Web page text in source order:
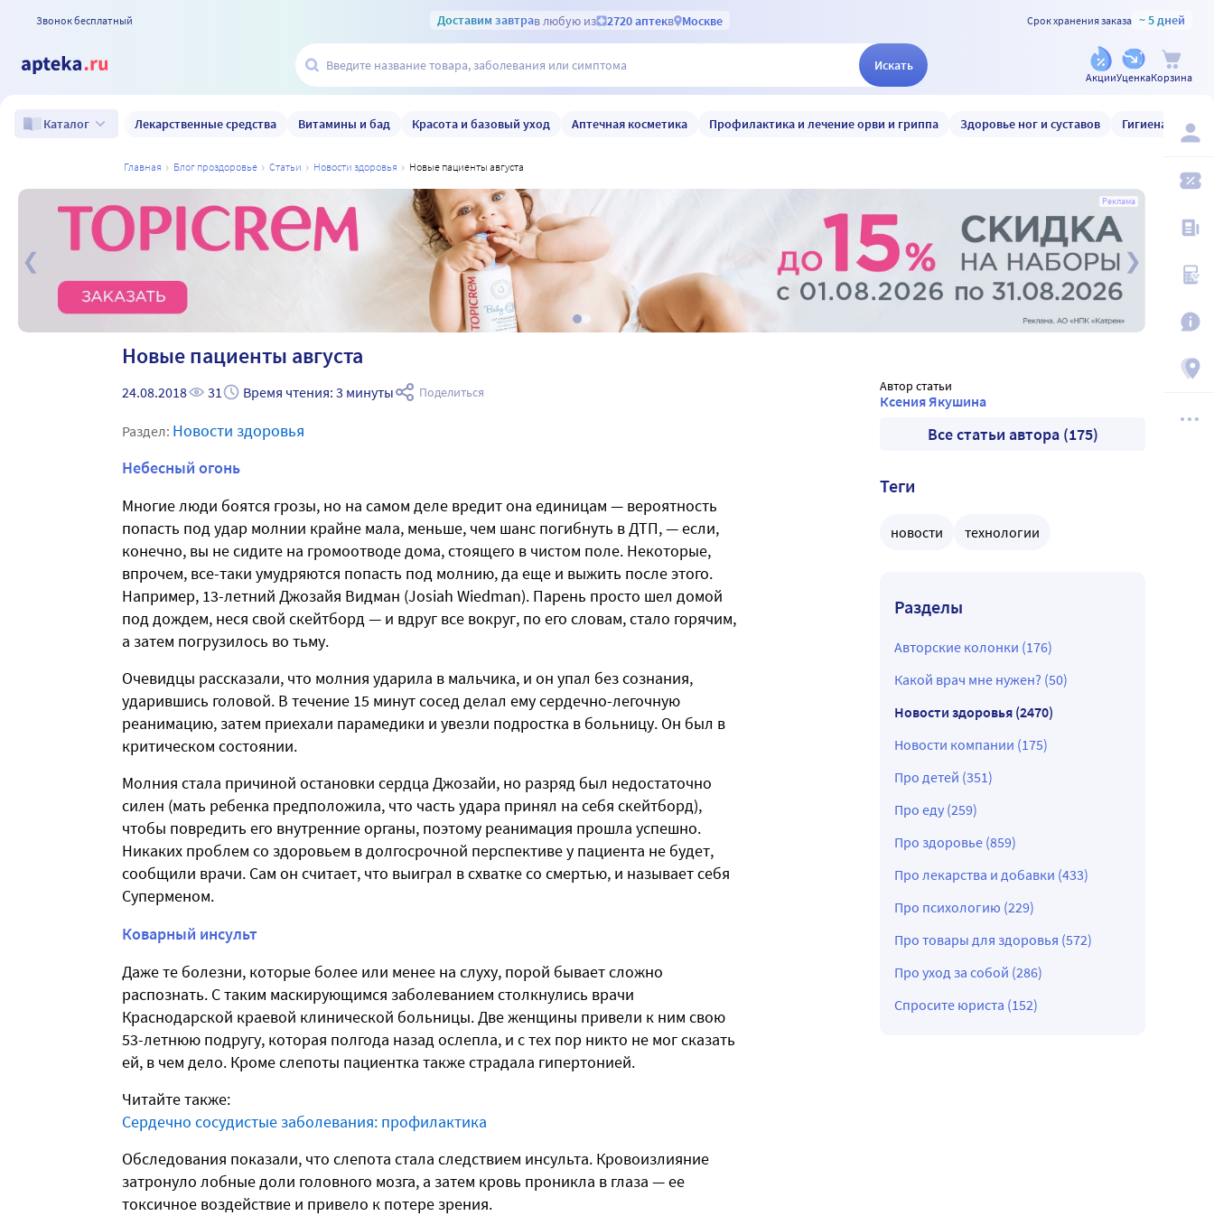
Звонок бесплатный Доставим завтрав любую из 2720 аптекв Москве Срок хранения заказа ~ 5 дней
Искать
АкцииУценкаКорзина
Каталог Лекарственные средства Витамины и бад Красота и базовый уход Аптечная косметика Профилактика и лечение орви и гриппа Здоровье ног и суставов Гигиена и уход
главная блог проздоровье статьи новости здоровья новые пациенты августа
Реклама
Новые пациенты августа
24.08.2018 31 Время чтения: 3 минуты Поделиться
Раздел: Новости здоровья
Небесный огонь
Многие люди боятся грозы, но на самом деле вредит она единицам — вероятность
попасть под удар молнии крайне мала, меньше, чем шанс погибнуть в ДТП, — если,
конечно, вы не сидите на громоотводе дома, стоящего в чистом поле. Некоторые,
впрочем, все-таки умудряются попасть под молнию, да еще и выжить после этого.
Например, 13-летний Джозайя Видман (Josiah Wiedman). Парень просто шел домой
под дождем, неся свой скейтборд — и вдруг все вокруг, по его словам, стало горячим,
а затем погрузилось во тьму.
Очевидцы рассказали, что молния ударила в мальчика, и он упал без сознания,
ударившись головой. В течение 15 минут сосед делал ему сердечно-легочную
реанимацию, затем приехали парамедики и увезли подростка в больницу. Он был в
критическом состоянии.
Молния стала причиной остановки сердца Джозайи, но разряд был недостаточно
силен (мать ребенка предположила, что часть удара принял на себя скейтборд),
чтобы повредить его внутренние органы, поэтому реанимация прошла успешно.
Никаких проблем со здоровьем в долгосрочной перспективе у пациента не будет,
сообщили врачи. Сам он считает, что выиграл в схватке со смертью, и называет себя
Суперменом.
Коварный инсульт
Даже те болезни, которые более или менее на слуху, порой бывает сложно
распознать. С таким маскирующимся заболеванием столкнулись врачи
Краснодарской краевой клинической больницы. Две женщины привели к ним свою
53-летнюю подругу, которая полгода назад ослепла, и с тех пор никто не мог сказать
ей, в чем дело. Кроме слепоты пациентка также страдала гипертонией.
Читайте также:
Сердечно сосудистые заболевания: профилактика
Обследования показали, что слепота стала следствием инсульта. Кровоизлияние
затронуло лобные доли головного мозга, а затем кровь проникла в глаза — ее
токсичное воздействие и привело к потере зрения.
Автор статьи
Ксения Якушина
Все статьи автора (175)
Теги
новости технологии
Разделы
Авторские колонки (176)
Какой врач мне нужен? (50)
Новости здоровья (2470)
Новости компании (175)
Про детей (351)
Про еду (259)
Про здоровье (859)
Про лекарства и добавки (433)
Про психологию (229)
Про товары для здоровья (572)
Про уход за собой (286)
Спросите юриста (152)